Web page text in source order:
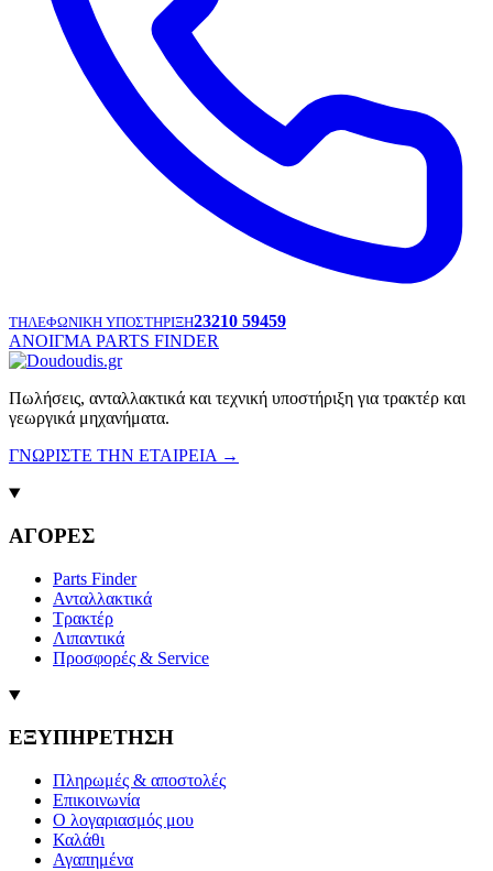
ΤΗΛΕΦΩΝΙΚΗ ΥΠΟΣΤΗΡΙΞΗ23210 59459
ΑΝΟΙΓΜΑ PARTS FINDER
Πωλήσεις, ανταλλακτικά και τεχνική υποστήριξη για τρακτέρ και
γεωργικά μηχανήματα.
ΓΝΩΡΙΣΤΕ ΤΗΝ ΕΤΑΙΡΕΙΑ →
ΑΓΟΡΕΣ
Parts Finder
Ανταλλακτικά
Τρακτέρ
Λιπαντικά
Προσφορές & Service
ΕΞΥΠΗΡΕΤΗΣΗ
Πληρωμές & αποστολές
Επικοινωνία
Ο λογαριασμός μου
Καλάθι
Αγαπημένα